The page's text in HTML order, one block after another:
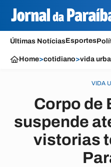
Últimas NotíciasEsportes
Home>cotidiano>vida
VIDA
Corpo de
suspende
vistorias